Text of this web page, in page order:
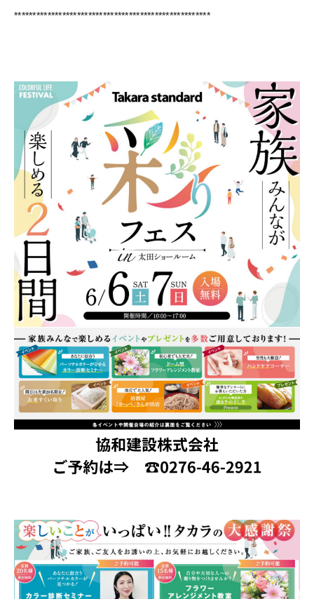
*****************************************************